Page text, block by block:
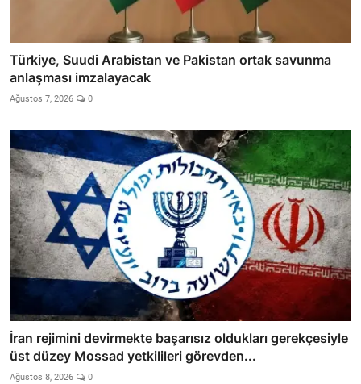
Türkiye, Suudi Arabistan ve Pakistan ortak savunma
anlaşması imzalayacak
Ağustos 7, 2026 0
İran rejimini devirmekte başarısız oldukları gerekçesiyle
üst düzey Mossad yetkilileri görevden...
Ağustos 8, 2026 0